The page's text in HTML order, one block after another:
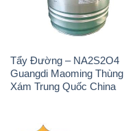
Tẩy Đường – NA2S2O4
Guangdi Maoming Thùng
Xám Trung Quốc China